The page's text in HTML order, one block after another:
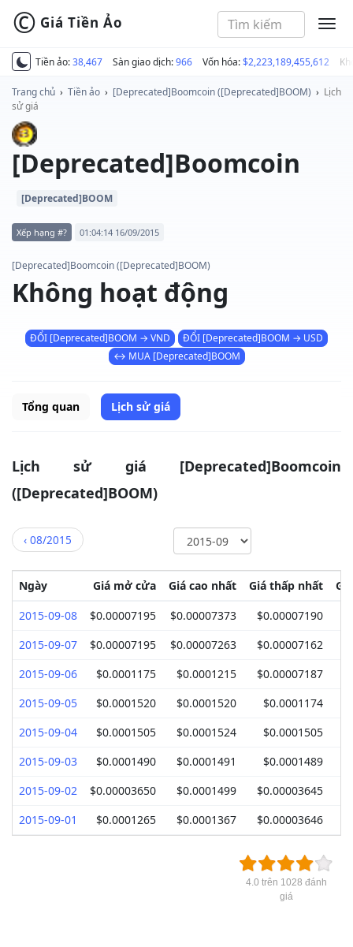
Tiền ảo:38,467 Sàn giao dịch:966 Vốn hóa:$2,223,189,455,612
© Giá Tiền Ảo
Trang chủ › Tiền ảo › [Deprecated]Boomcoin ([Deprecated]BOOM) › Lịch
sử giá
[Deprecated]Boomcoin
[Deprecated]BOOM
Xếp hạng #? 01:04:14 16/09/2015
[Deprecated]Boomcoin ([Deprecated]BOOM)
Không hoạt động
ĐỔI [Deprecated]BOOM → VND
ĐỔI [Deprecated]BOOM → USD
↔ MUA [Deprecated]BOOM
Tổng quan Lịch sử giá
Lịch sử giá [Deprecated]Boomcoin
([Deprecated]BOOM)
‹ 08/2015
Ngày Giá mở cửa Giá cao nhất Giá thấp nhất
2015-09-08
$0.00007195 $0.00007373 $0.00007190
2015-09-07
$0.00007195 $0.00007263 $0.00007162
2015-09-06
$0.0001175 $0.0001215 $0.00007187
2015-09-05
$0.0001520 $0.0001520 $0.0001174
2015-09-04
$0.0001505 $0.0001524 $0.0001505
2015-09-03
$0.0001490 $0.0001491 $0.0001489
2015-09-02
$0.00003650 $0.0001499 $0.00003645
2015-09-01
$0.0001265 $0.0001367 $0.00003646
4.0 trên 1028 đánh
giá